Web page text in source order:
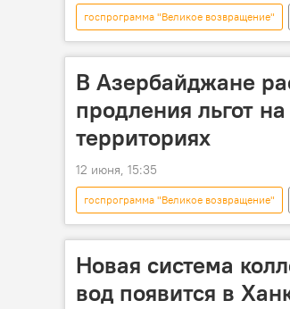
госпрограмма "Великое возвращение"
Возрождение и реинтеграция Карабаха
В Азербайджане
продления льгот
территориях
12 июня, 15:35
госпрограмма "Великое возвращение"
Возрождение и реинтеграция Карабаха
Новая система
вод появится в